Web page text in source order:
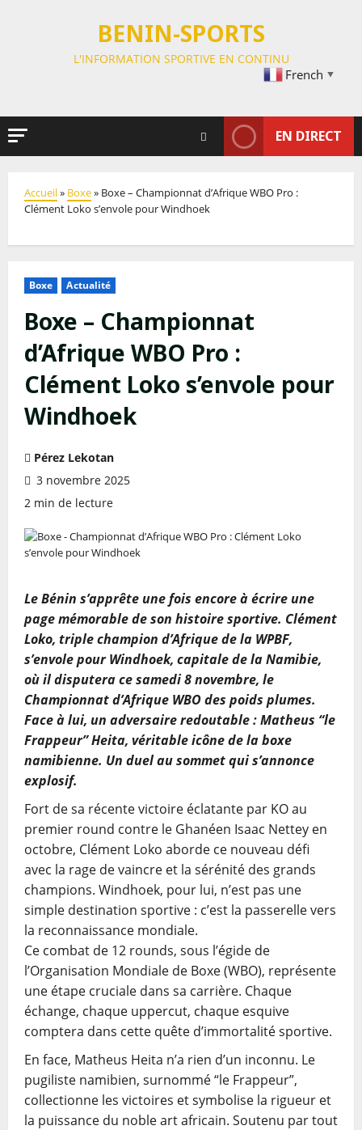
BENIN-SPORTS
L'INFORMATION SPORTIVE EN CONTINU
French ▼
EN DIRECT
Accueil» Boxe» Boxe – Championnat d’Afrique WBO Pro :
Clément Loko s’envole pour Windhoek
Boxe Actualité
Boxe – Championnat
d’Afrique WBO Pro :
Clément Loko s’envole pour
Windhoek
Pérez Lekotan
3 novembre 2025
2 min de lecture
Le Bénin s’apprête une fois encore à écrire une
page mémorable de son histoire sportive. Clément
Loko, triple champion d’Afrique de la WPBF,
s’envole pour Windhoek, capitale de la Namibie,
où il disputera ce samedi 8 novembre, le
Championnat d’Afrique WBO des poids plumes.
Face à lui, un adversaire redoutable : Matheus “le
Frappeur” Heita, véritable icône de la boxe
namibienne. Un duel au sommet qui s’annonce
explosif.
Fort de sa récente victoire éclatante par KO au
premier round contre le Ghanéen Isaac Nettey en
octobre, Clément Loko aborde ce nouveau défi
avec la rage de vaincre et la sérénité des grands
champions. Windhoek, pour lui, n’est pas une
simple destination sportive : c’est la passerelle vers
la reconnaissance mondiale.
Ce combat de 12 rounds, sous l’égide de
l’Organisation Mondiale de Boxe (WBO), représente
une étape cruciale dans sa carrière. Chaque
échange, chaque uppercut, chaque esquive
comptera dans cette quête d’immortalité sportive.
En face, Matheus Heita n’a rien d’un inconnu. Le
pugiliste namibien, surnommé “le Frappeur”,
collectionne les victoires et symbolise la rigueur et
la puissance du noble art africain. Soutenu par tout